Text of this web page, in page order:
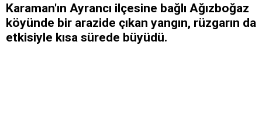
Karaman'ın Ayrancı ilçesine bağlı Ağızboğaz
köyünde bir arazide çıkan yangın, rüzgarın da
etkisiyle kısa sürede büyüdü.